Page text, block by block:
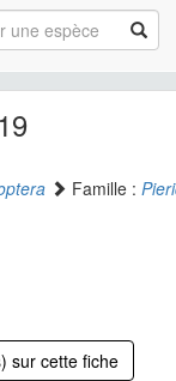
Famille :
sur cette fiche